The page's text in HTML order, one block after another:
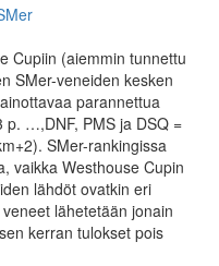
Cupiin (aiemmin tunnettu
SMer-veneiden kesken
parannettua
p. …,DNF, PMS ja DSQ =
SMer-rankingissa
vaik­ka Westhouse Cupin
läh­döt ovatkin eri
lähetetään jonain
kerran tulokset pois